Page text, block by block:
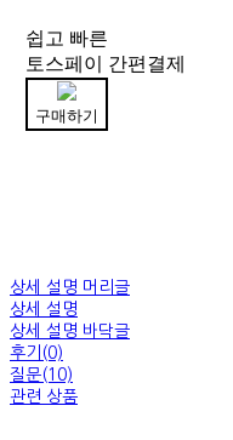
쉽고 빠른
토스페이 간편결제
구매하기
상세 설명 머리글
상세 설명
상세 설명 바닥글
후기(0)
질문(10)
관련 상품